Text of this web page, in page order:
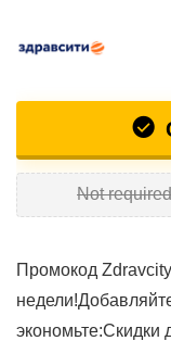
Not required
Промокод
экономьте:Скидки